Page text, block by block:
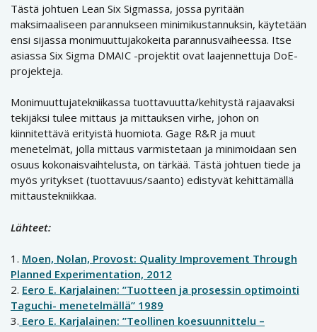
Tästä johtuen Lean Six Sigmassa, jossa pyritään
maksimaaliseen parannukseen minimikustannuksin, käytetään
ensi sijassa monimuuttujakokeita parannusvaiheessa. Itse
asiassa Six Sigma DMAIC -projektit ovat laajennettuja DoE-
projekteja.
Monimuuttujatekniikassa tuottavuutta/kehitystä rajaavaksi
tekijäksi tulee mittaus ja mittauksen virhe, johon on
kiinnitettävä erityistä huomiota. Gage R&R ja muut
menetelmät, jolla mittaus varmistetaan ja minimoidaan sen
osuus kokonaisvaihtelusta, on tärkää. Tästä johtuen tiede ja
myös yritykset (tuottavuus/saanto) edistyvät kehittämällä
mittaustekniikkaa.
Lähteet:
1. Moen, Nolan, Provost: Quality Improvement Through
Planned Experimentation, 2012
2. Eero E. Karjalainen: ”Tuotteen ja prosessin optimointi
Taguchi- menetelmällä” 1989
3. Eero E. Karjalainen: ”Teollinen koesuunnittelu –